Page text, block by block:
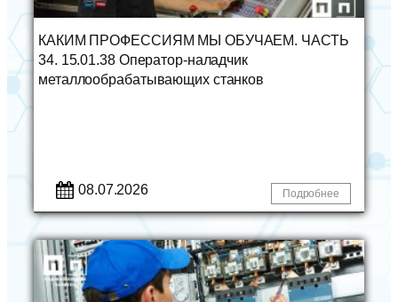
КАКИМ ПРОФЕССИЯМ МЫ ОБУЧАЕМ. ЧАСТЬ
34. 15.01.38 Оператор-наладчик
металлообрабатывающих станков
08.07.2026 Подробнее